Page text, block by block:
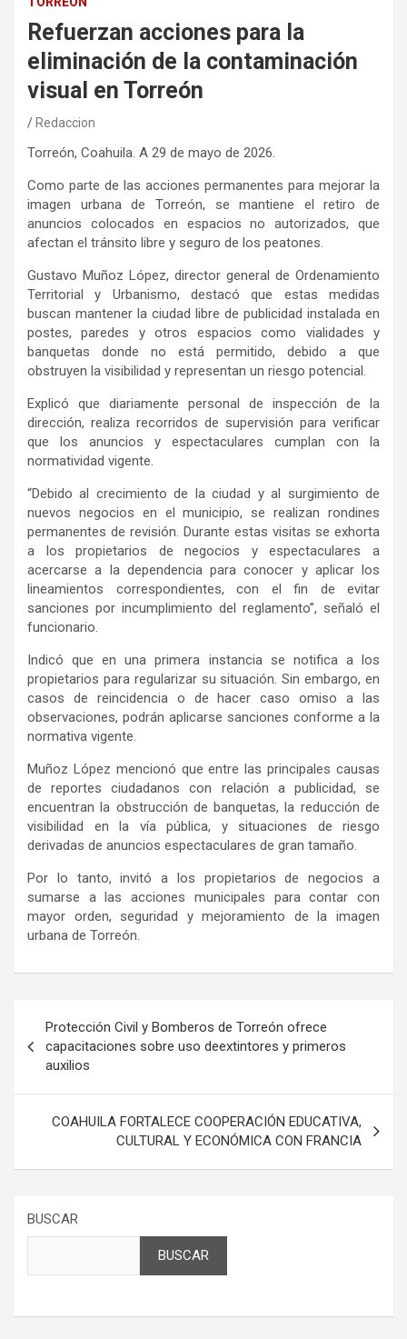
Refuerzan acciones para la
eliminación de la contaminación
visual en Torreón
Redaccion
Torreón, Coahuila. A 29 de mayo de 2026.
Como parte de las acciones permanentes para mejorar la
imagen urbana de Torreón, se mantiene elretiro de
anuncios colocados en espacios no autorizados, que
afectan el tránsito libre y seguro de los peatones.
Gustavo Muñoz López, director general de Ordenamiento
Territorial y Urbanismo,destacó que estasmedidas
buscan mantener la ciudad libre de publicidad instalada en
postes, paredes y otros espacios como vialidades y
banquetas donde no está permitido, debido a que
obstruyen la visibilidad y representan un riesgo potencial.
Explicó que diariamente personal de inspección de la
dirección, realiza recorridos de supervisión para verificar
que los anuncios y espectaculares cumplan con la
normatividad vigente.
“Debido al crecimiento de la ciudad y al surgimiento de
nuevos negocios en el municipio, serealizan rondines
permanentes de revisión. Durante estas visitas se exhorta
a los propietarios de negocios y espectaculares a
acercarse a la dependencia para conocer y aplicar los
lineamientos correspondientes, con el fin de evitar
sanciones por incumplimiento del reglamento”, señaló el
funcionario.
ndicó que en una primera instancia se notifica a los
propietarios para regularizar su situación. Sin embargo, en
casos de reincidencia o de hacer caso omiso a las
observaciones, podrán aplicarse sanciones conforme a la
normativa vigente.
Muñoz López mencionó que entre las principales causas
de reportes ciudadanos con relación a publicidad, se
encuentran la obstrucción de banquetas, la reducción de
visibilidad en la vía pública, y situaciones de riesgo
derivadas de anuncios espectaculares de gran tamaño.
Por lo tanto,invitó a los propietarios de negocios a
sumarse a las acciones municipales paracontar con
mayor orden, seguridad ymejoramiento de la imagen
urbana de Torreón.
de
entradas
Protección Civil y Bomberos de Torreón ofrece
capacitaciones sobre uso deextintores y primeros
auxilios
COAHUILA FORTALECE COOPERACIÓN EDUCATIVA,
CULTURAL Y ECONÓMICA CON FRANCIA
BUSCAR
BUSCAR